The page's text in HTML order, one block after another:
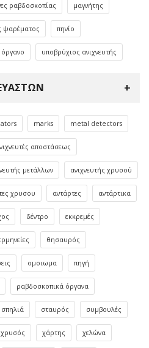
ραβδοσκοπίας μαγνήτης
ψαρέματος πηνίο
υποβρύχιος ανιχνευτής
marks metal detectors
αποστάσεως
μετάλλων ανιχνευτής χρυσού
χρυσου αντάρτες αντάρτικα
δέντρο εκκρεμές
θησαυρός
ομοιωμα πηγή
ραβδοσκοπικά όργανα
σπηλιά σταυρός συμβουλές
χάρτης χελώνα